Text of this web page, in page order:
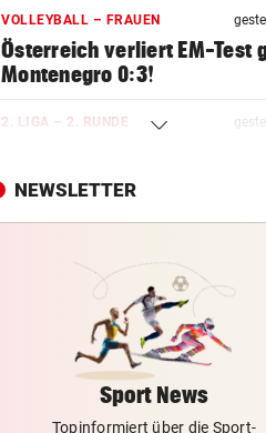
VOLLEYBALL – FRAUEN
Österreich verliert EM-Test
Montenegro 0:3!
2. LIGA – 2. RUNDE
Wacker Innsbruck ab
NACH ELFER-RÜCKNAHME
absoluter Skandal!“
SONNTAG NOCH IM KASTEN
Klubs aus Holland und
locken WAC-Goalie
BEI BARESI-ABSCHIED
NEWSLETTER
Sport News
Topinformiert über die Sport-